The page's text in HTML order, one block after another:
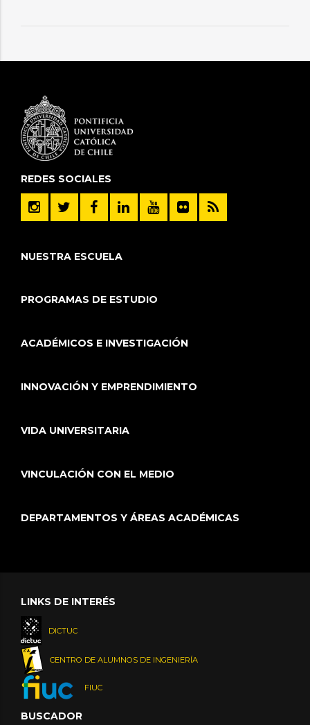
REDES SOCIALES
NUESTRA ESCUELA
PROGRAMAS DE ESTUDIO
ACADÉMICOS E INVESTIGACIÓN
INNOVACIÓN Y EMPRENDIMIENTO
VIDA UNIVERSITARIA
VINCULACIÓN CON EL MEDIO
DEPARTAMENTOS Y ÁREAS ACADÉMICAS
LINKS DE INTERÉS
DICTUC
CENTRO DE ALUMNOS DE INGENIERÍA
FIUC
BUSCADOR